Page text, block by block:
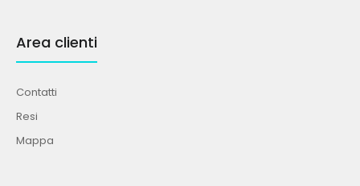
Area clienti
Contatti
Resi
Mappa